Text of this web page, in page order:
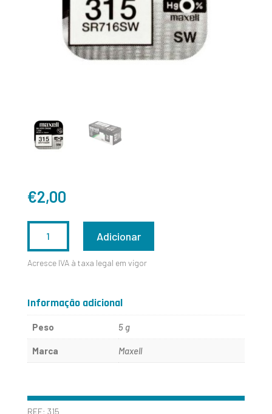
€2,00
DE
-
MAXELL
Adicionar
Acresce IVA à taxa legal em vigor
Informação adicional
Peso 5 g
Marca Maxell
REF: 315